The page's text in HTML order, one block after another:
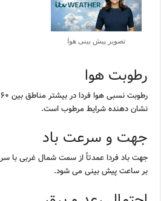
تصویر پیش بینی هوا
رطوبت هوا
نشان دهنده شرایط مرطوب است.
جهت و سرعت باد
بر ساعت پیش بینی می شود.